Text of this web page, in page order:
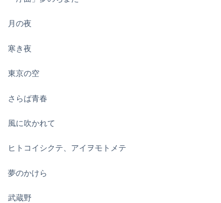
月の夜
寒き夜
東京の空
さらば青春
風に吹かれて
ヒトコイシクテ、アイヲモトメテ
夢のかけら
武蔵野